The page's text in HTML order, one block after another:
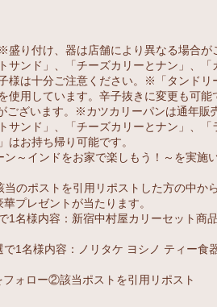
り付け、器は店舗により異なる場合が
ンド」、「チーズカリーとナン」、「
様は十分ご注意ください。※「タンドリ
用しています。辛子抜きに変更も可能
ございます。※カツカリーパンは通年販
ンド」、「チーズカリーとナン」、「
お持ち帰り可能です。
～インドをお家で楽しもう！～を実施
のポストを引用リポストした方の中か
プレゼントが当たります。
1名様内容：新宿中村屋カリーセット商
1名様内容：ノリタケ ヨシノ ティー食
フォロー②該当ポストを引用リポスト